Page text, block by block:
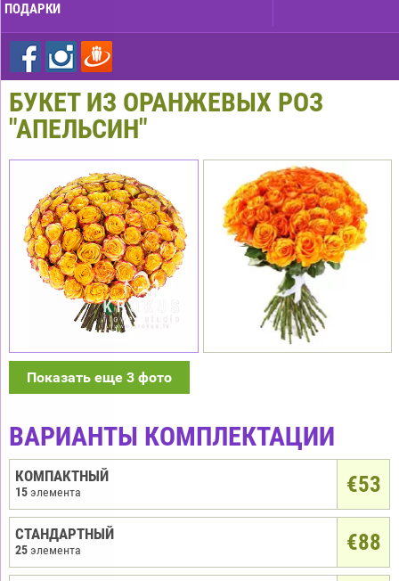
ПОДАРКИ
БУКЕТ ИЗ ОРАНЖЕВЫХ РОЗ
"АПЕЛЬСИН"
Показать еще 3 фото
ВАРИАНТЫ КОМПЛЕКТАЦИИ
€53
КОМПАКТНЫЙ
15 элемента
€88
СТАНДАРТНЫЙ
25 элемента